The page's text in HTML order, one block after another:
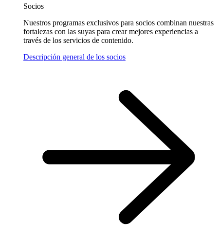
Socios
Nuestros programas exclusivos para socios combinan nuestras
fortalezas con las suyas para crear mejores experiencias a
través de los servicios de contenido.
Descripción general de los socios